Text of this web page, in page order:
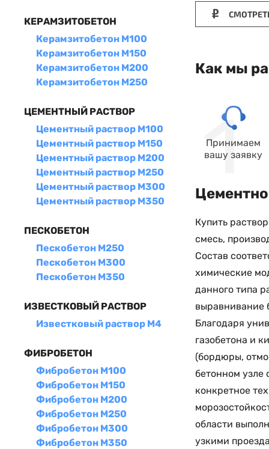
КЕРАМЗИТОБЕТОН
Керамзитобетон М100
Керамзитобетон М150
Керамзитобетон М200
Керамзитобетон М250
ЦЕМЕНТНЫЙ РАСТВОР
Цементный раствор М100
Цементный раствор М150
Цементный раствор М200
Цементный раствор М250
Цементный раствор М300
Цементный раствор М350
ПЕСКОБЕТОН
Пескобетон М250
Пескобетон М300
Пескобетон М350
ИЗВЕСТКОВЫЙ РАСТВОР
Известковый раствор М4
ФИБРОБЕТОН
Фибробетон М100
Фибробетон М150
Фибробетон М200
Фибробетон М250
Фибробетон М300
Фибробетон М350
Как мы
Принимаем
вашу заявку
Купить
смесь,
Состав
химические
данного типа
выравнивание
Благодаря
газобетона и
(бордюры,
бетонном узле
конкретное
области
узкими